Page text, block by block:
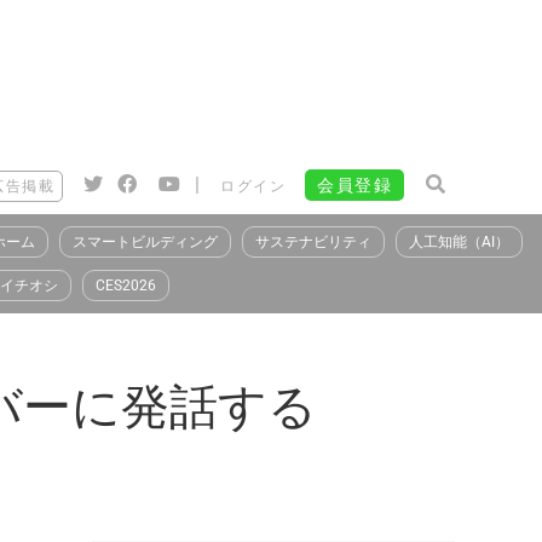
告掲載 | ログイン 会員登録
ーム スマートビルディング サステナビリティ 人工知能（AI）
イチオシ CES2026
に発話する